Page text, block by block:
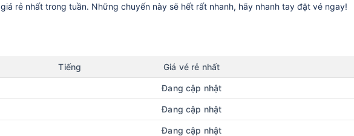
giá rẻ nhất trong tuần. Những chuyến này sẽ hết rất nhanh, hãy nhanh tay đặt vé ngay!
Tiếng Giá vé rẻ nhất
Đang cập nhật
Đang cập nhật
Đang cập nhật